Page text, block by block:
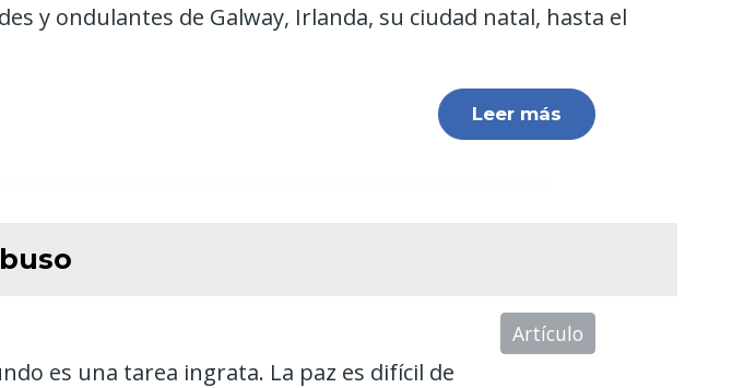
y ondulantes de Galway, Irlanda, su ciudad natal, hasta el
Leer más
Artículo
es una tarea ingrata. La paz es difícil de